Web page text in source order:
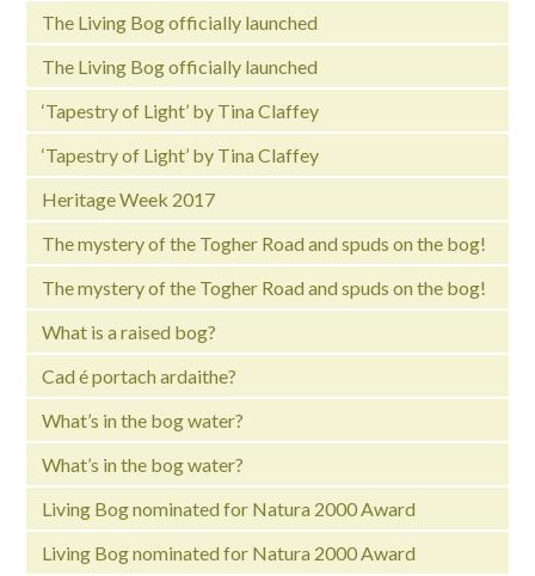
The Living Bog officially launched
The Living Bog officially launched
‘Tapestry of Light’ by Tina Claffey
‘Tapestry of Light’ by Tina Claffey
Heritage Week 2017
The mystery of the Togher Road and spuds on the bog!
The mystery of the Togher Road and spuds on the bog!
What is a raised bog?
Cad é portach ardaithe?
What’s in the bog water?
What’s in the bog water?
Living Bog nominated for Natura 2000 Award
Living Bog nominated for Natura 2000 Award